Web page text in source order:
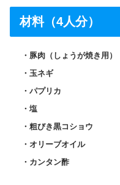
材料（4人分）
豚肉（しょうが焼き用）
玉ネギ
パプリカ
塩
粗びき黒コショウ
オリーブオイル
カンタン酢